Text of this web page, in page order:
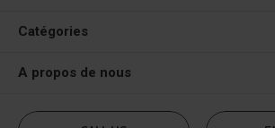
Catégories
A propos de nous